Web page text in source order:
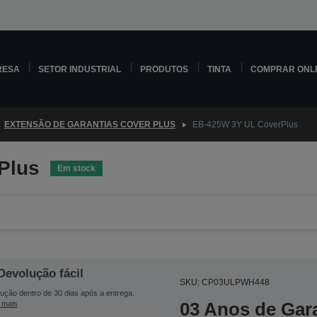
SETOR INDUSTRIAL PRODUTOS TINTA COMPRAR
EXTENSÃO DE GARANTIAS COVER PLUS EB-425W 3Y UL CoverPlus
Em stock
fácil
dentro de 30 dias após a entrega.
SKU: CP03ULPWH448
03 Anos de